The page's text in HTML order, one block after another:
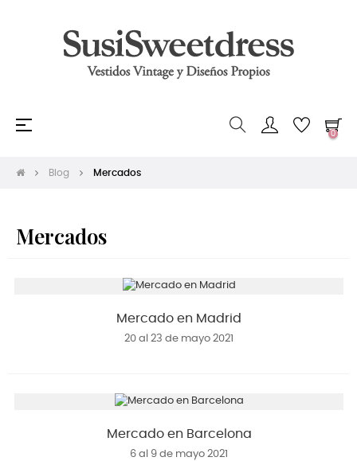
Navegación
☰
0
Blog Mercados
Mercados
Mercado en Madrid
20 al 23 de mayo 2021
Mercado en Barcelona
6 al 9 de mayo 2021